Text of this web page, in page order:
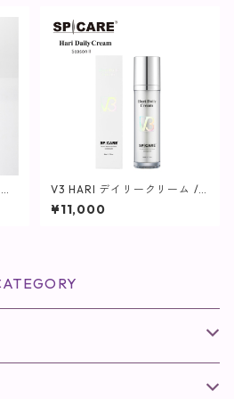
V3 HARI デイリークリーム / 5
0ml【SPICARE】
¥11,000